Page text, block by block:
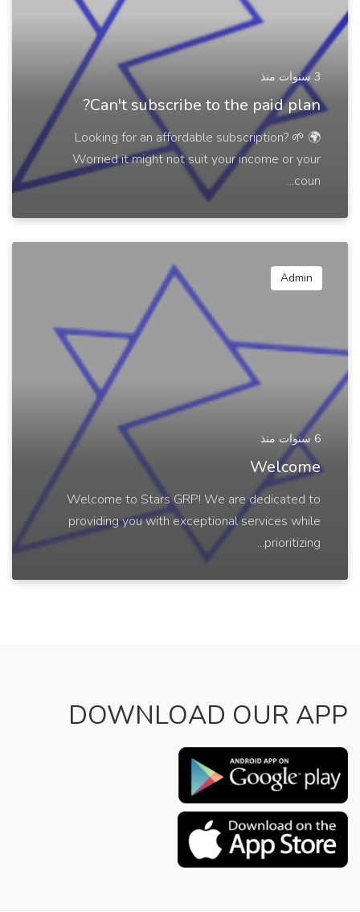
3 سنوات منذ
Can't subscribe to the paid plan?
🌍 Looking for an affordable subscription? 🌱
Worried it might not suit your income or your
coun...
Admin
6 سنوات منذ
Welcome
Welcome to Stars GRP! We are dedicated to
providing you with exceptional services while
prioritizing...
DOWNLOAD OUR APP